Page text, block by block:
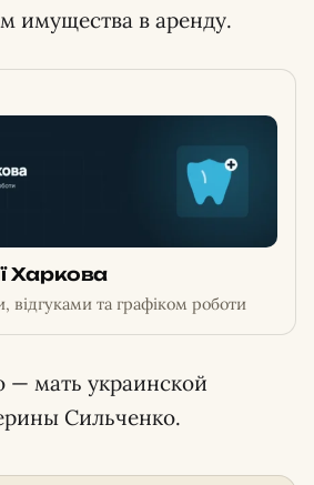
имущества в аренду.
Харкова
відгуками та графіком роботи
— мать украинской
Сильченко.